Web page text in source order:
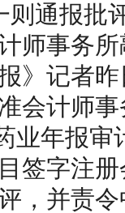
则通报批
师事务
记者昨
会计师
业年报审
签字注
，并责